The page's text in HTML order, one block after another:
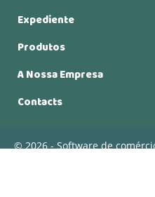
Expediente
Produtos
A Nossa Empresa
Contacts
© 2026 - Software de